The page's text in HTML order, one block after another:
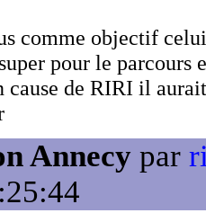
comme objectif
pour le parcours
cause de RIRI il
Annecy par